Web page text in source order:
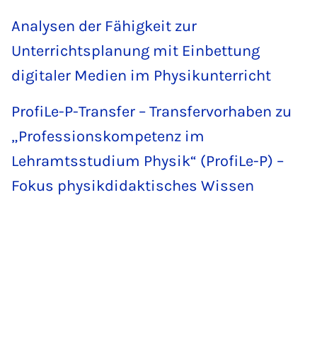
Analysen der Fähigkeit zur
Unterrichtsplanung mit Einbettung
digitaler Medien im Physikunterricht
ProfiLe-P-Transfer – Transfervorhaben zu
„Professionskompetenz im
Lehramtsstudium Physik“ (ProfiLe-P) –
Fokus physikdidaktisches Wissen